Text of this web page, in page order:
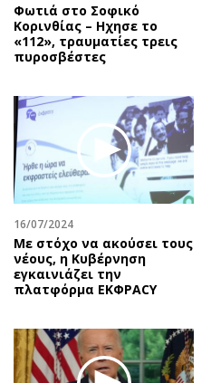
Φωτιά στο Σοφικό
Κορινθίας – Ηχησε το
«112», τραυματίες τρεις
πυροσβέστες
16/07/2024
Με στόχο να ακούσει τους
νέους, η Κυβέρνηση
εγκαινιάζει την
πλατφόρμα ΕΚΦΡΑCY